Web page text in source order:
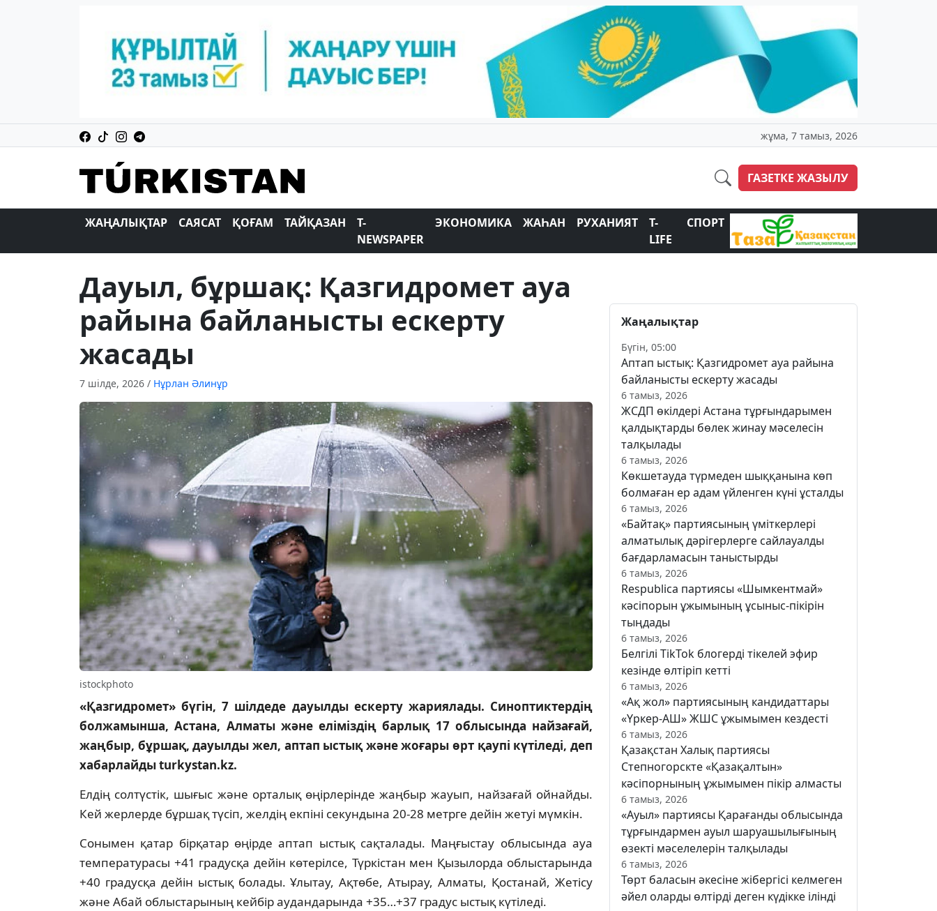
жұма, 7 тамыз, 2026
ГАЗЕТКЕ ЖАЗЫЛУ
ЖАҢАЛЫҚТАР САЯСАТ ҚОҒАМ ТАЙҚАЗАН
T-
NEWSPAPER
ЭКОНОМИКА ЖАҺАН РУХАНИЯТ
T-
LIFE
СПОРТ
Дауыл, бұршақ: Қазгидромет ауа
райына байланысты ескерту
жасады
7 шілде, 2026 / Нұрлан Әлинұр
istockphoto
«Қазгидромет» бүгін, 7 шілдеде дауылды ескерту жариялады. Синоптиктердің
болжамынша, Астана, Алматы және еліміздің барлық 17 облысында найзағай,
жаңбыр, бұршақ, дауылды жел, аптап ыстық және жоғары өрт қаупі күтіледі, деп
хабарлайды turkystan.kz.
Елдің солтүстік, шығыс және орталық өңірлерінде жаңбыр жауып, найзағай ойнайды.
Кей жерлерде бұршақ түсіп, желдің екпіні секундына 20-28 метрге дейін жетуі мүмкін.
Сонымен қатар бірқатар өңірде аптап ыстық сақталады. Маңғыстау облысында ауа
температурасы +41 градусқа дейін көтерілсе, Түркістан мен Қызылорда облыстарында
+40 градусқа дейін ыстық болады. Ұлытау, Ақтөбе, Атырау, Алматы, Қостанай, Жетісу
және Абай облыстарының кейбір аудандарында +35…+37 градус ыстық күтіледі.
Жаңалықтар
Бүгін, 05:00
Аптап ыстық: Қазгидромет ауа райына
байланысты ескерту жасады
6 тамыз, 2026
ЖСДП өкілдері Астана тұрғындарымен
қалдықтарды бөлек жинау мәселесін
талқылады
6 тамыз, 2026
Көкшетауда түрмеден шыққанына көп
болмаған ер адам үйленген күні ұсталды
6 тамыз, 2026
«Байтақ» партиясының үміткерлері
алматылық дәрігерлерге сайлауалды
бағдарламасын таныстырды
6 тамыз, 2026
Respublica партиясы «Шымкентмай»
кәсіпорын ұжымының ұсыныс-пікірін
тыңдады
6 тамыз, 2026
Белгілі TikTok блогерді тікелей эфир
кезінде өлтіріп кетті
6 тамыз, 2026
«Ақ жол» партиясының кандидаттары
«Үркер-АШ» ЖШС ұжымымен кездесті
6 тамыз, 2026
Қазақстан Халық партиясы
Степногорскте «Қазақалтын»
кәсіпорнының ұжымымен пікір алмасты
6 тамыз, 2026
«Ауыл» партиясы Қарағанды облысында
тұрғындармен ауыл шаруашылығының
өзекті мәселелерін талқылады
6 тамыз, 2026
Төрт баласын әкесіне жібергісі келмеген
әйел оларды өлтірді деген күдікке ілінді